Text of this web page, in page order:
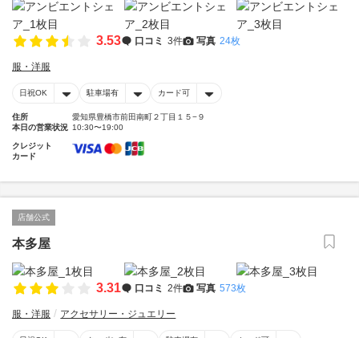
3.53 口コミ 3件 写真 24枚
服・洋服
日祝OK 駐車場有 カード可
住所
愛知県豊橋市前田南町２丁目１５−９
本日の営業状況 10:30〜19:00
クレジット
カード
店舗公式
本多屋
3.31 口コミ 2件 写真 573枚
服・洋服 アクセサリー・ジュエリー